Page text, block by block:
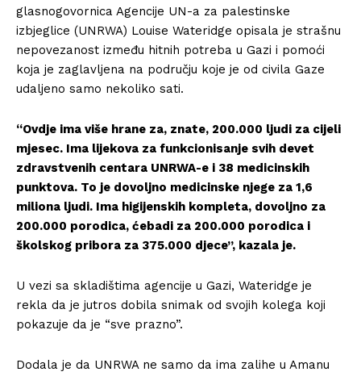
glasnogovornica Agencije UN-a za palestinske
izbjeglice (UNRWA) Louise Wateridge opisala je strašnu
nepovezanost između hitnih potreba u Gazi i pomoći
koja je zaglavljena na području koje je od civila Gaze
udaljeno samo nekoliko sati.
“Ovdje ima više hrane za, znate, 200.000 ljudi za cijeli
mjesec. Ima lijekova za funkcionisanje svih devet
zdravstvenih centara UNRWA-e i 38 medicinskih
punktova. To je dovoljno medicinske njege za 1,6
miliona ljudi. Ima higijenskih kompleta, dovoljno za
200.000 porodica, ćebadi za 200.000 porodica i
školskog pribora za 375.000 djece”, kazala je.
U vezi sa skladištima agencije u Gazi, Wateridge je
rekla da je jutros dobila snimak od svojih kolega koji
pokazuje da je “sve prazno”.
Dodala je da UNRWA ne samo da ima zalihe u Amanu